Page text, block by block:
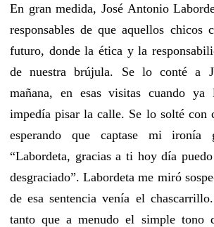
En gran medida, José Antonio
responsables de que aquellos chicos
futuro, donde la ética y la
de nuestra brújula. Se lo conté a
mañana, en esas visitas cuando ya
impedía pisar la calle. Se lo solté con
esperando que captase mi ironía
“Labordeta, gracias a ti hoy día
desgraciado”. Labordeta me miró
de esa sentencia venía el
tanto que a menudo el simple tono